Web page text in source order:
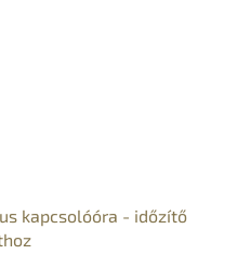
kapcsolóóra - időzítő